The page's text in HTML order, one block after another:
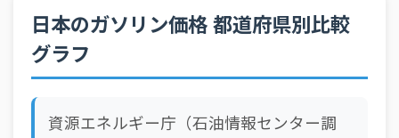
日本のガソリン価格 都道府県別比較
グラフ
資源エネルギー庁（石油情報センター調